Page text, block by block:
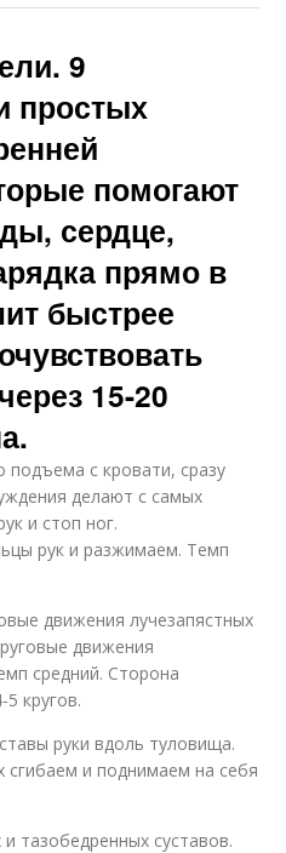
9
простых
помогают
сердце,
прямо в
быстрее
15-20
подъема с кровати, сразу
делают с самых
и стоп ног.
рук и разжимаем. Темп
движения лучезапястных
движения
средний. Сторона
кругов.
руки вдоль туловища.
сгибаем и поднимаем на себя
тазобедренных суставов.